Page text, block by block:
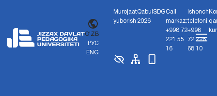
O'ZB
РУС
ENG
Murojaat
yuborish
Qabul
2026
SDGCall
markaz:
+998 72
221 55
16
Ishonch
telefoni:
+998
72 226
68 10